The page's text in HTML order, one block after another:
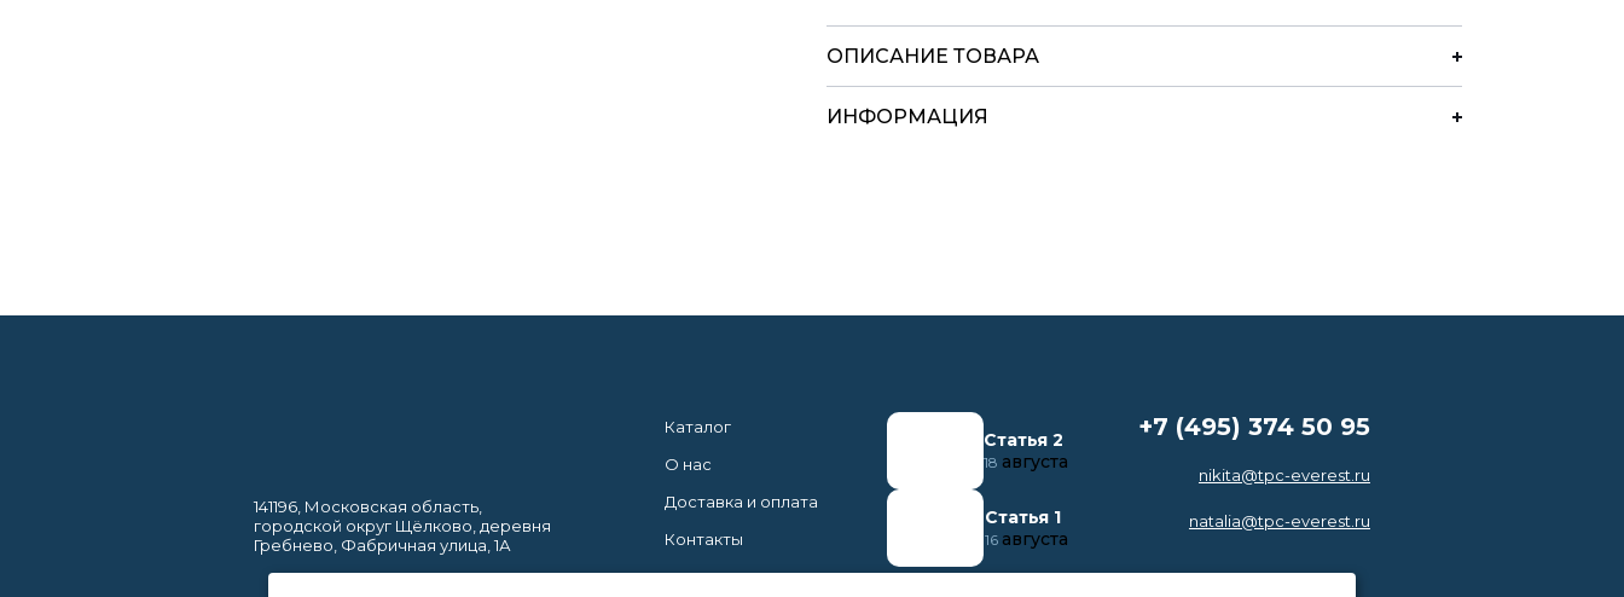
ОПИСАНИЕ ТОВАРА
ИНФОРМАЦИЯ
141196, Московская область,
городской округ Щёлково, деревня
Гребнево, Фабричная улица, 1А
Каталог
О нас
Доставка и оплата
Контакты
Статья 2
18 августа
Статья 1
16 августа
+7 (495) 374 50 95
nikita@tpc-everest.ru
natalia@tpc-everest.ru